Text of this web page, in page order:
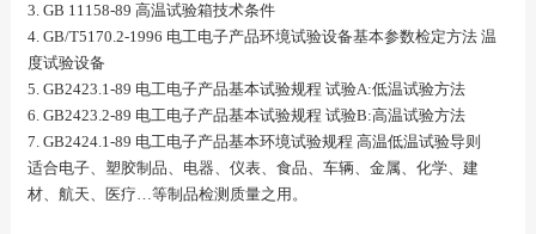
3. GB 11158-89 高温试验箱技术条件
4. GB/T5170.2-1996 电工电子产品环境试验设备基本参数检定方法 温
度试验设备
5. GB2423.1-89 电工电子产品基本试验规程 试验A:低温试验方法
6. GB2423.2-89 电工电子产品基本试验规程 试验B:高温试验方法
7. GB2424.1-89 电工电子产品基本环境试验规程 高温低温试验导则
适合电子、塑胶制品、电器、仪表、食品、车辆、金属、化学、建
材、航天、医疗…等制品检测质量之用。